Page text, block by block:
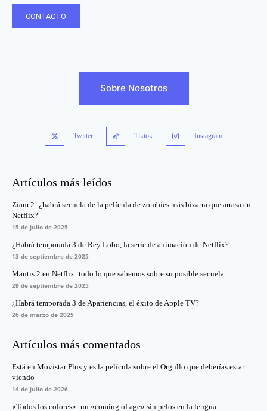
CONTACTO
Sobre Nosotros
Twitter Tiktok Instagram
Artículos más leídos
Ziam 2: ¿habrá secuela de la película de zombies más bizarra que arrasa en
Netflix?
15 de julio de 2025
¿Habrá temporada 3 de Rey Lobo, la serie de animación de Netflix?
13 de septiembre de 2025
Mantis 2 en Netflix: todo lo que sabemos sobre su posible secuela
29 de septiembre de 2025
¿Habrá temporada 3 de Apariencias, el éxito de Apple TV?
26 de marzo de 2025
Artículos más comentados
Está en Movistar Plus y es la película sobre el Orgullo que deberías estar
viendo
14 de julio de 2026
«Todos los colores»: un «coming of age» sin pelos en la lengua.